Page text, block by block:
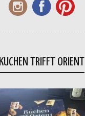
KUCHEN TRIFFT ORIENT